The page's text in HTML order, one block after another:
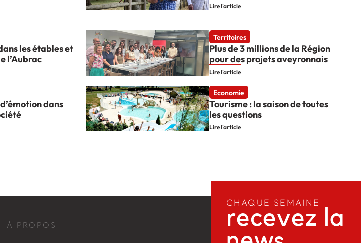
Lire l'article
les étables et
l’Aubrac
Territoires
Plus de 3 millions de la Région
pour des projets aveyronnais
Lire l'article
dans
Economie
Tourisme : la saison de toutes
les questions
Lire l'article
À PROPOS
CHAQUE SEMAINE
recevez la